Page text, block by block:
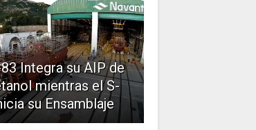
Integra su AIP de
mientras el S-
su Ensamblaje